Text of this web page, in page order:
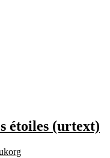
étoiles (urtext)